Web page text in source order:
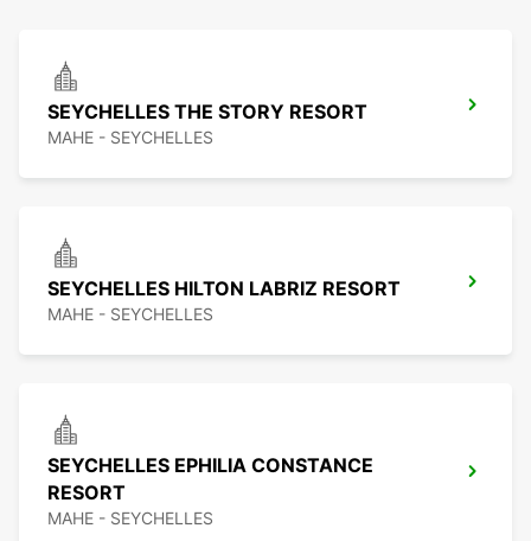
SEYCHELLES THE STORY RESORT
MAHE - SEYCHELLES
SEYCHELLES HILTON LABRIZ RESORT
MAHE - SEYCHELLES
SEYCHELLES EPHILIA CONSTANCE
RESORT
MAHE - SEYCHELLES